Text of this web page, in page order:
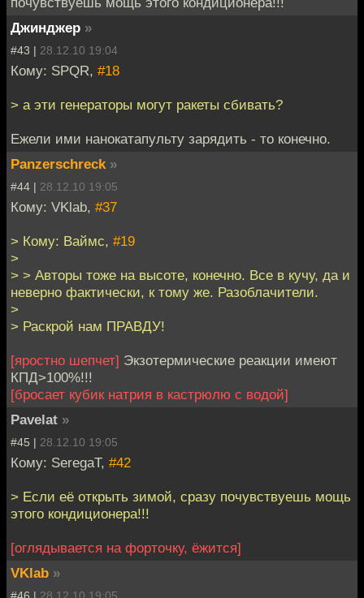
Джинджер »
#43 | 28.12.10 19:04
Кому: SPQR, #18
> а эти генераторы могут ракеты сбивать?
Ежели ими нанокатапульту зарядить - то конечно.
Panzerschreck »
#44 | 28.12.10 19:05
Кому: VKlab, #37
> Кому: Ваймс, #19
>
> > Авторы тоже на высоте, конечно. Все в кучу, да и
неверно фактически, к тому же. Разоблачители.
>
> Раскрой нам ПРАВДУ!
[яростно шепчет] Экзотермические реакции имеют
КПД>100%!!!
[бросает кубик натрия в кастрюлю с водой]
Pavelat »
#45 | 28.12.10 19:05
Кому: SeregaT, #42
> Если её открыть зимой, сразу почувствуешь мощь
этого кондиционера!!!
[оглядывается на форточку, ёжится]
VKlab »